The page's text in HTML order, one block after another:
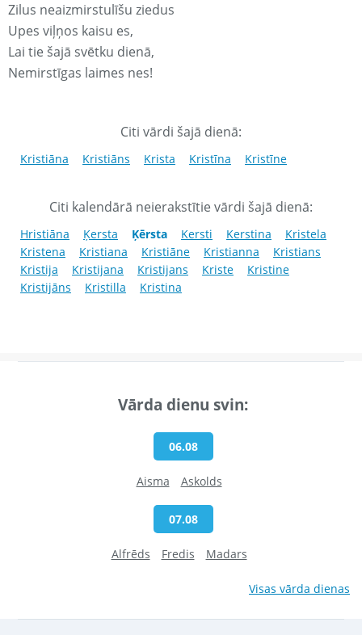
Zilus neaizmirstulīšu ziedus
Upes viļņos kaisu es,
Lai tie šajā svētku dienā,
Nemirstīgas laimes nes!
Citi vārdi šajā dienā:
Kristiāna Kristiāns Krista Kristīna Kristīne
Citi kalendārā neierakstītie vārdi šajā dienā:
Hristiāna Ķersta Ķērsta Kersti Kerstina
Kristela
Kristena
Kristiana Kristiāne Kristianna
Kristians
Kristija
Kristijana Kristijans Kriste
Kristine
Kristijāns
Kristilla Kristina
Vārda dienu svin:
06.08
Aisma Askolds
07.08
Alfrēds Fredis Madars
Visas vārda dienas